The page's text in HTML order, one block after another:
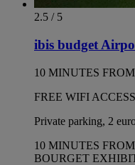
2.5 / 5
ibis budget
10 MINUTES
FREE WIFI
Private parking, 2
10 MINUTES
BOURGET